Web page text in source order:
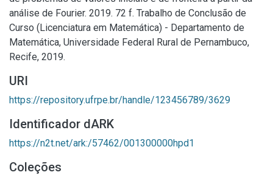
análise de Fourier. 2019. 72 f. Trabalho de Conclusão de
Curso (Licenciatura em Matemática) - Departamento de
Matemática, Universidade Federal Rural de Pernambuco,
Recife, 2019.
URI
https://repository.ufrpe.br/handle/123456789/3629
Identificador dARK
https://n2t.net/ark:/57462/001300000hpd1
Coleções